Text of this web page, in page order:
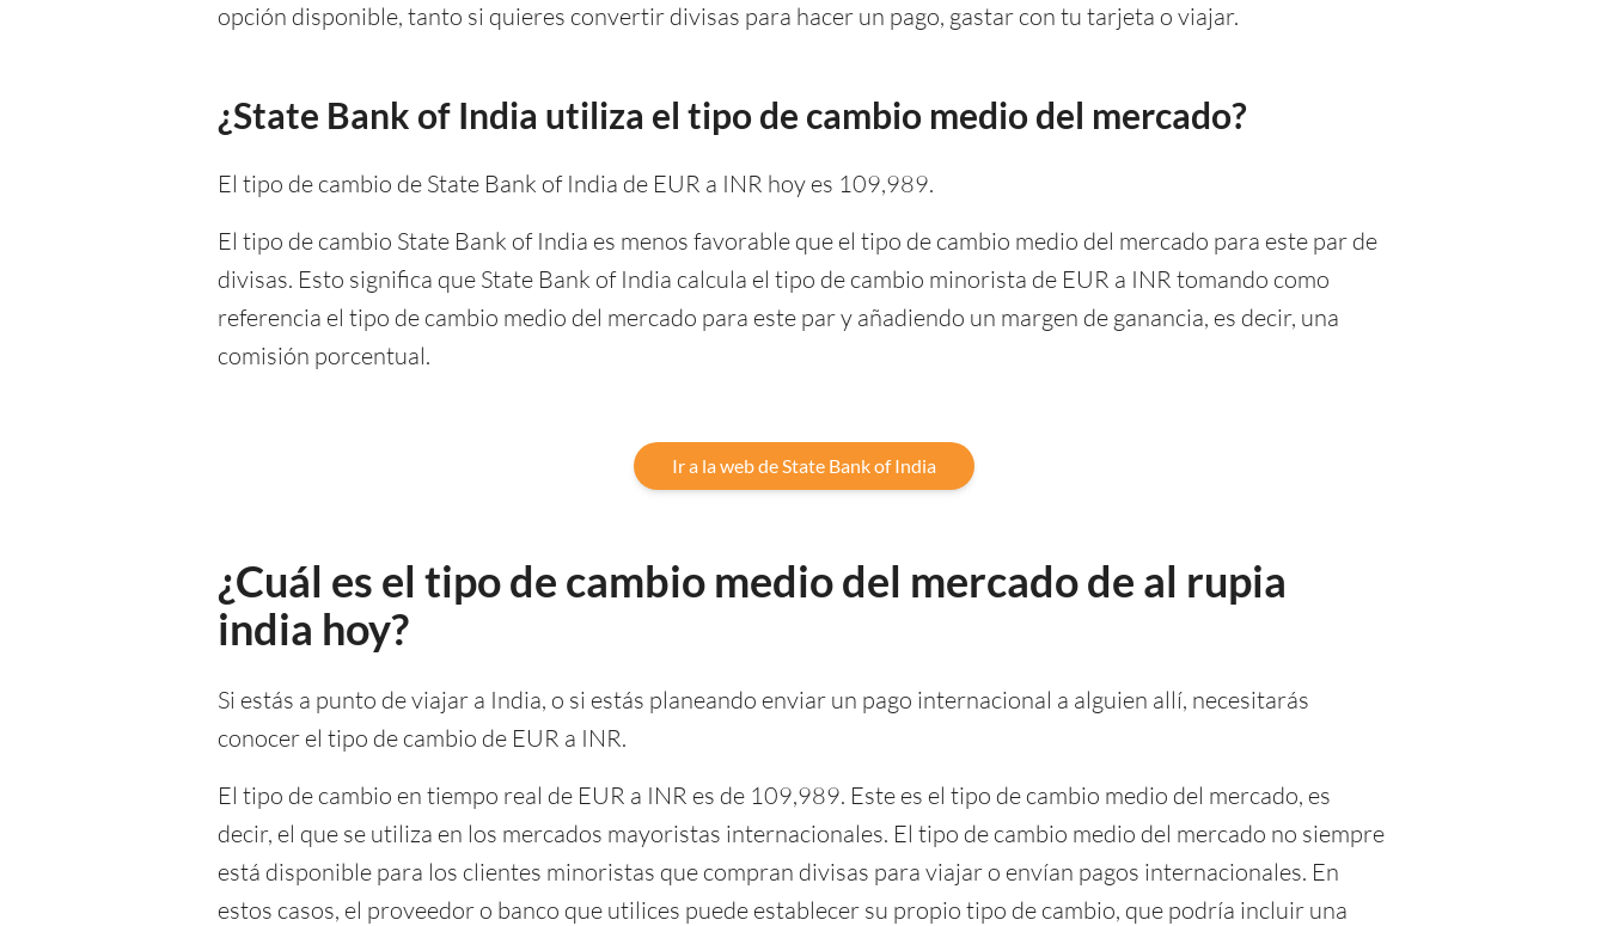
opción disponible, tanto si quieres convertir divisas para hacer un pago, gastar con tu tarjeta o viajar.
¿State Bank of India utiliza el tipo de cambio medio del mercado?
El tipo de cambio de State Bank of India de EUR a INR hoy es 109,989.
El tipo de cambio State Bank of India es menos favorable que el tipo de cambio medio del mercado para este par de
divisas. Esto significa que State Bank of India calcula el tipo de cambio minorista de EUR a INR tomando como
referencia el tipo de cambio medio del mercado para este par y añadiendo un margen de ganancia, es decir, una
comisión porcentual.
Ir a la web de State Bank of India
¿Cuál es el tipo de cambio medio del mercado de al rupia
india hoy?
Si estás a punto de viajar a India, o si estás planeando enviar un pago internacional a alguien allí, necesitarás
conocer el tipo de cambio de EUR a INR.
El tipo de cambio en tiempo real de EUR a INR es de 109,989. Este es el tipo de cambio medio del mercado, es
decir, el que se utiliza en los mercados mayoristas internacionales. El tipo de cambio medio del mercado no siempre
está disponible para los clientes minoristas que compran divisas para viajar o envían pagos internacionales. En
estos casos, el proveedor o banco que utilices puede establecer su propio tipo de cambio, que podría incluir una